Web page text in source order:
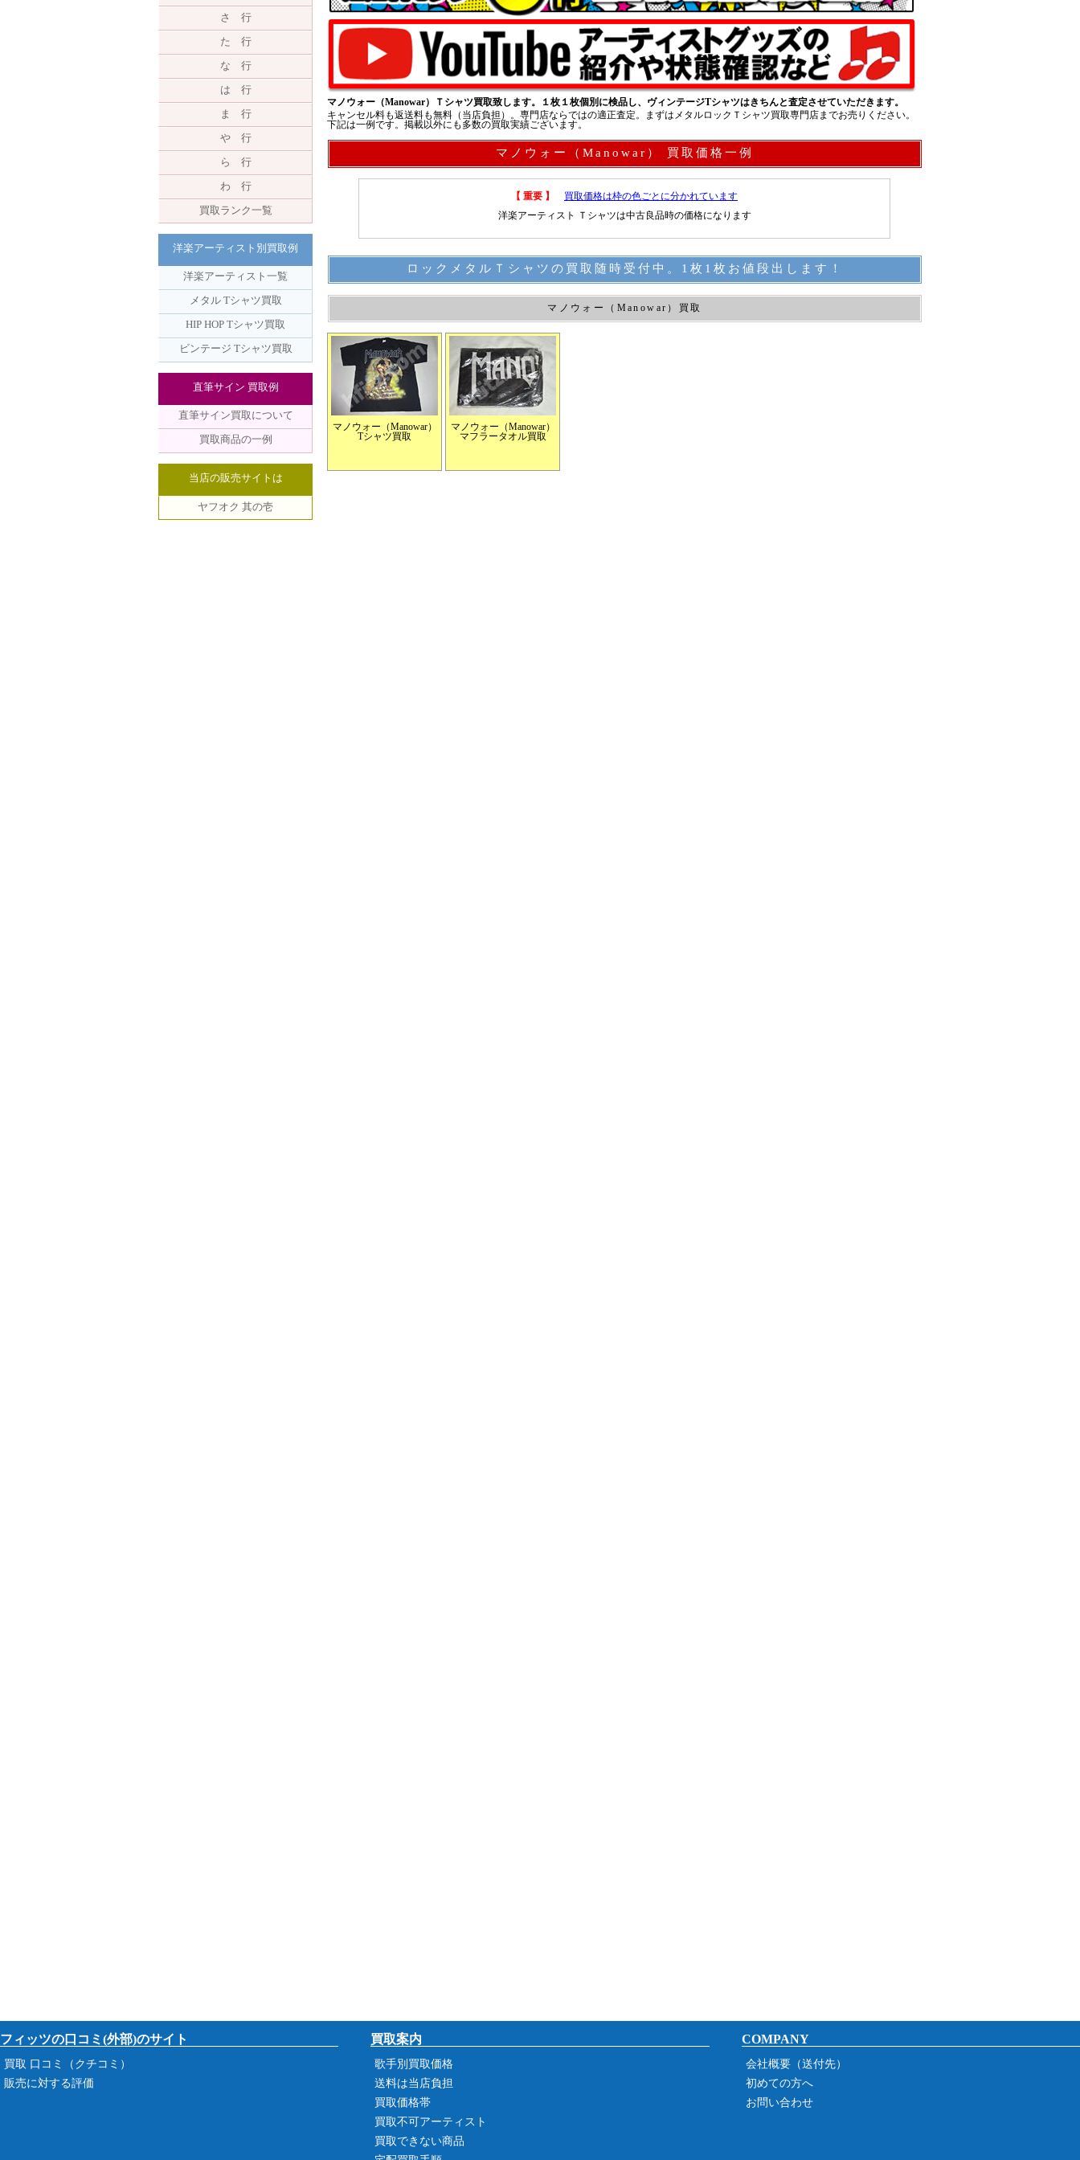
さ 行
た 行
な 行
は 行
ま 行
や 行
ら 行
わ 行
買取ランク一覧
洋楽アーティスト別買取例
洋楽アーティスト一覧
メタル Tシャツ買取
HIP HOP Tシャツ買取
ビンテージ Tシャツ買取
直筆サイン 買取例
直筆サイン買取について
買取商品の一例
当店の販売サイトは
ヤフオク 其の壱
マノウォー（Manowar）Ｔシャツ買取致します。１枚１枚個別に検品し、ヴィンテージTシャツはきちんと査定させていただきます。
キャンセル料も返送料も無料（当店負担）。専門店ならではの適正査定。まずはメタルロックＴシャツ買取専門店までお売りください。
下記は一例です。掲載以外にも多数の買取実績ございます。
マノウォー（Manowar） 買取価格一例
【 重要 】
買取価格は枠の色ごとに分かれています
洋楽アーティスト Ｔシャツは中古良品時の価格になります
ロックメタルＴシャツの買取随時受付中。1枚1枚お値段出します！
マノウォー（Manowar）買取
マノウォー（Manowar）
Tシャツ買取
マノウォー（Manowar）
マフラータオル買取
フィッツの口コミ(外部)のサイト
買取 口コミ（クチコミ）
販売に対する評価
買取案内
歌手別買取価格
送料は当店負担
買取価格帯
買取不可アーティスト
買取できない商品
COMPANY
会社概要（送付先）
初めての方へ
お問い合わせ